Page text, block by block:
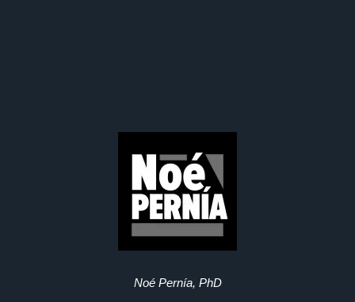
Noé Pernía, PhD